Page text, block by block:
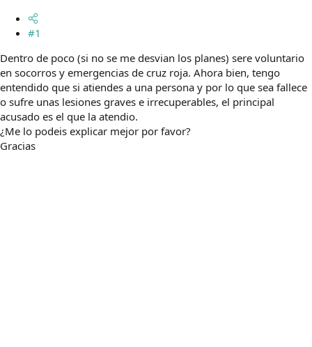
a
#1
Dentro de poco (si no se me desvian los planes) sere voluntario
en socorros y emergencias de cruz roja. Ahora bien, tengo
entendido que si atiendes a una persona y por lo que sea fallece
o sufre unas lesiones graves e irrecuperables, el principal
acusado es el que la atendio.
¿Me lo podeis explicar mejor por favor?
Gracias